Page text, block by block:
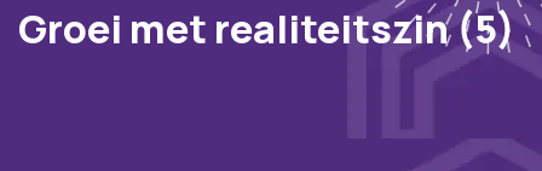
Groei met realiteitszin (5)